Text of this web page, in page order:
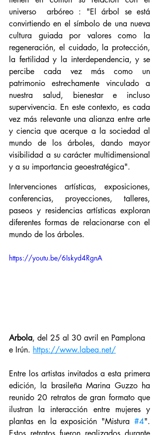
universo  arbóreo : "El árbol se está
convirtiendo en el símbolo de una nueva
cultura guiada por valores como la
regeneración, el cuidado, la protección,
la fertilidad y la interdependencia, y se
percibe cada vez más como un
patrimonio estrechamente vinculado a
nuestra salud, bienestar e incluso
supervivencia. En este contexto, es cada
vez más relevante una alianza entre arte
y ciencia que acerque a la sociedad al
mundo de los árboles, dando mayor
visibilidad a su carácter multidimensional
y a su importancia geoestratégica".
Intervenciones artísticas, exposiciones,
conferencias, proyecciones, talleres,
paseos y residencias artísticas exploran
diferentes formas de relacionarse con el
mundo de los árboles.
https://youtu.be/6Iskyd4RgnA
Arbola, del 25 al 30 avril en Pamplona
e Irún. https://www.labea.net/
Entre los artistas invitados a esta primera
edición, la brasileña Marina Guzzo ha
reunido 20 retratos de gran formato que
ilustran la interacción entre mujeres y
plantas en la exposición "Mistura #4".